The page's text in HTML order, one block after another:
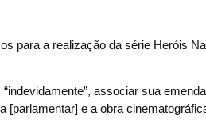
para a realização da série Heróis
associar sua
[parlamentar] e a obra